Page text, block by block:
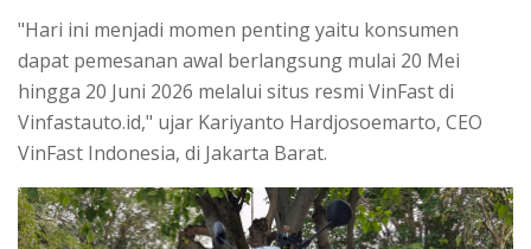
"Hari ini menjadi momen penting yaitu konsumen
dapat pemesanan awal berlangsung mulai 20 Mei
hingga 20 Juni 2026 melalui situs resmi VinFast di
Vinfastauto.id," ujar Kariyanto Hardjosoemarto, CEO
VinFast Indonesia, di Jakarta Barat.